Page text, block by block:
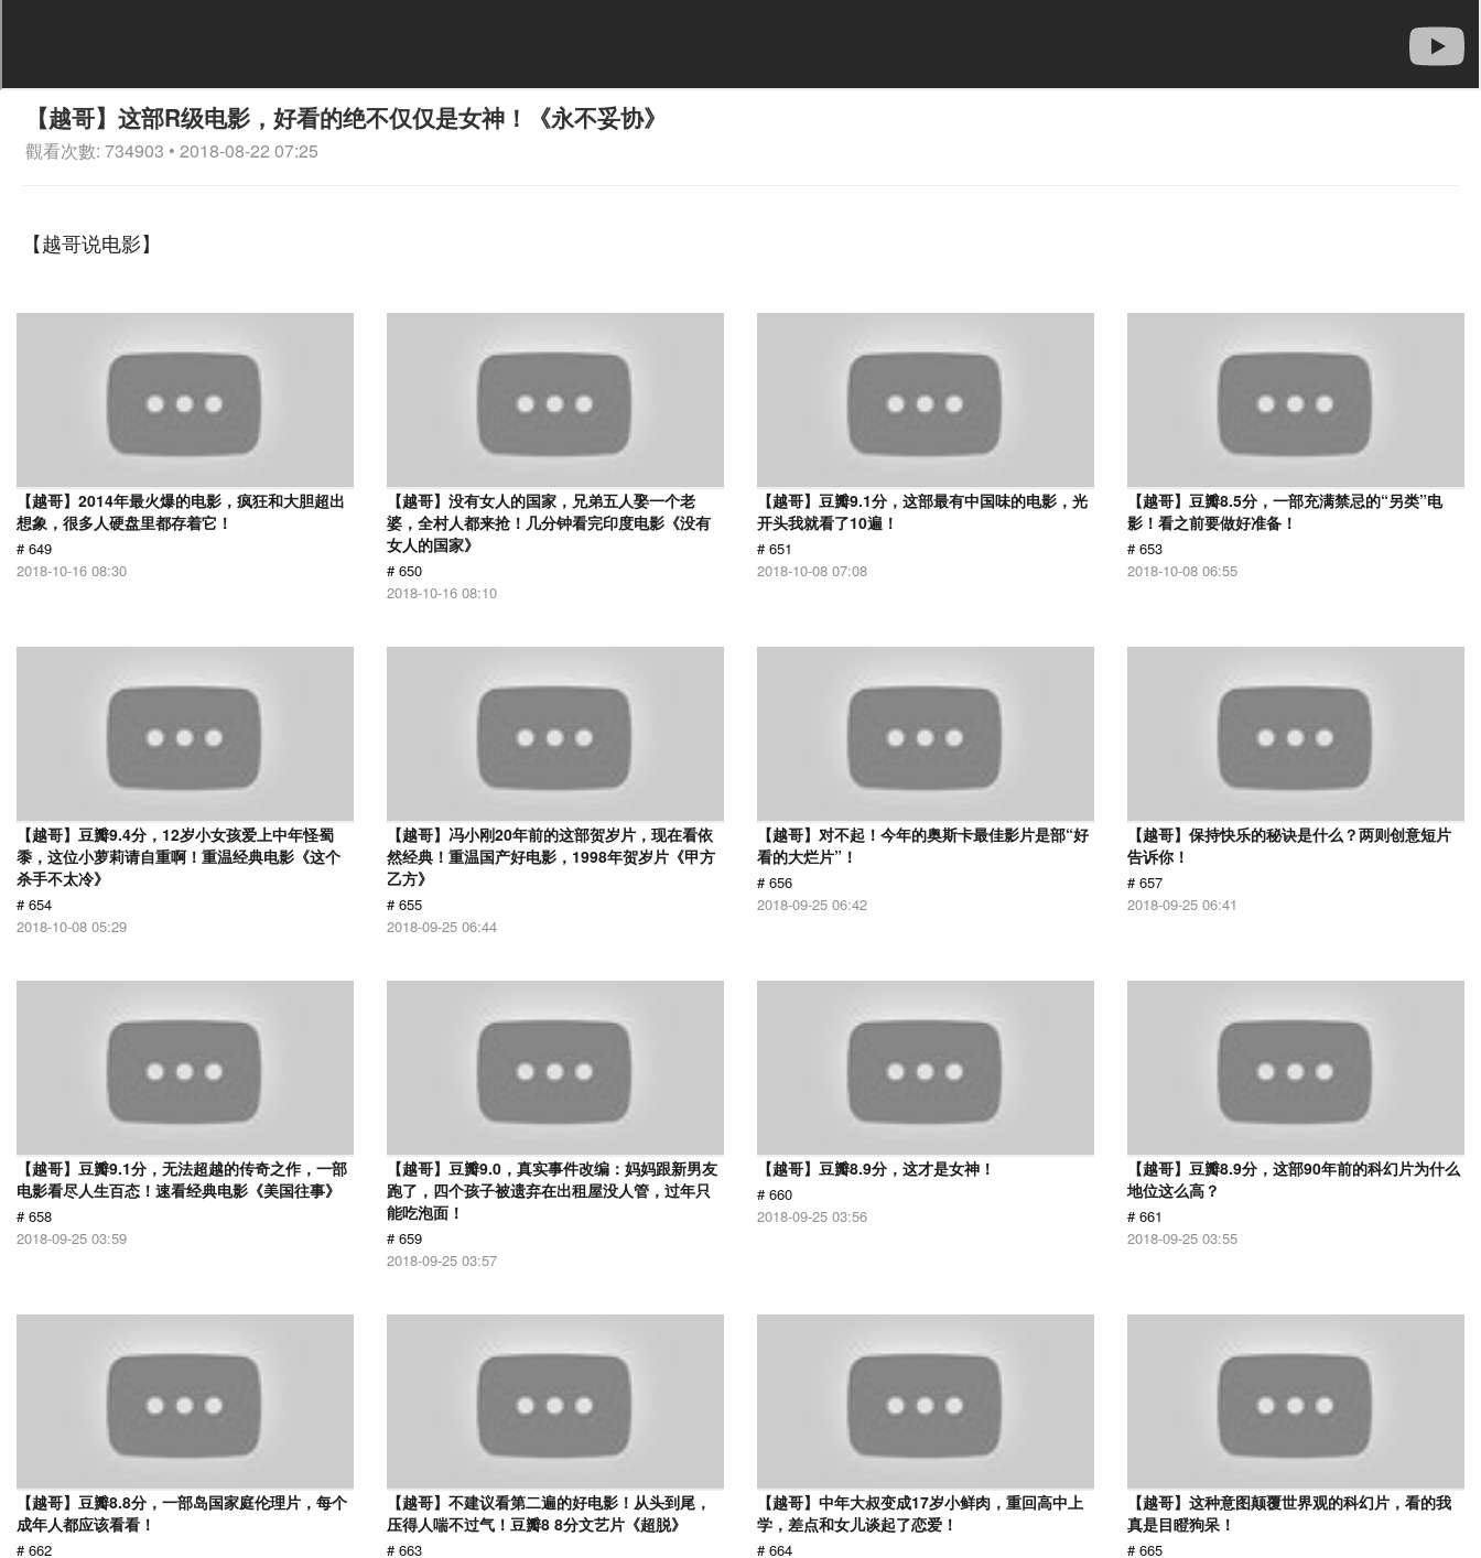
【越哥】这部R级电影，好看的绝不仅仅是女神！《永不妥协》
觀看次數: 734903 • 2018-08-22 07:25
【越哥说电影】
【越哥】2014年最火爆的电影，疯狂和大胆超出
想象，很多人硬盘里都存着它！
# 649
2018-10-16 08:30
【越哥】没有女人的国家，兄弟五人娶一个老
婆，全村人都来抢！几分钟看完印度电影《没有
女人的国家》
# 650
2018-10-16 08:10
【越哥】豆瓣9.1分，这部最有中国味的电影，光
开头我就看了10遍！
# 651
2018-10-08 07:08
【越哥】豆瓣8.5分，一部充满禁忌的“另类”电
影！看之前要做好准备！
# 653
2018-10-08 06:55
【越哥】豆瓣9.4分，12岁小女孩爱上中年怪蜀
黍，这位小萝莉请自重啊！重温经典电影《这个
杀手不太冷》
# 654
2018-10-08 05:29
【越哥】冯小刚20年前的这部贺岁片，现在看依
然经典！重温国产好电影，1998年贺岁片《甲方
乙方》
# 655
2018-09-25 06:44
【越哥】对不起！今年的奥斯卡最佳影片是部“好
看的大烂片”！
# 656
2018-09-25 06:42
【越哥】保持快乐的秘诀是什么？两则创意短片
告诉你！
# 657
2018-09-25 06:41
【越哥】豆瓣9.1分，无法超越的传奇之作，一部
电影看尽人生百态！速看经典电影《美国往事》
# 658
2018-09-25 03:59
【越哥】豆瓣9.0，真实事件改编：妈妈跟新男友
跑了，四个孩子被遗弃在出租屋没人管，过年只
能吃泡面！
# 659
2018-09-25 03:57
【越哥】豆瓣8.9分，这才是女神！
# 660
2018-09-25 03:56
【越哥】豆瓣8.9分，这部90年前的科幻片为什么
地位这么高？
# 661
2018-09-25 03:55
【越哥】豆瓣8.8分，一部岛国家庭伦理片，每个
成年人都应该看看！
# 662
【越哥】不建议看第二遍的好电影！从头到尾，
压得人喘不过气！豆瓣8 8分文艺片《超脱》
# 663
【越哥】中年大叔变成17岁小鲜肉，重回高中上
学，差点和女儿谈起了恋爱！
# 664
【越哥】这种意图颠覆世界观的科幻片，看的我
真是目瞪狗呆！
# 665